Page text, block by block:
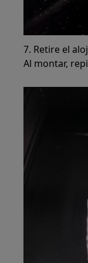
7. Retire el
Al montar,